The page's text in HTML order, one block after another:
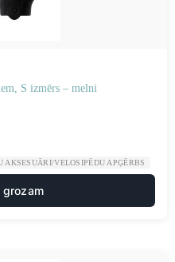
S izmērs – melni
AKSESUĀRI/VELOSIPĒDU APĢĒRBS
grozam